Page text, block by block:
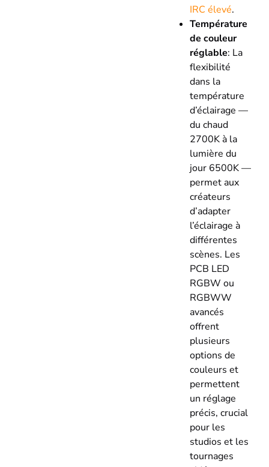
IRC élevé.
Température
de couleur
réglable: La
flexibilité
dans la
température
d’éclairage —
du chaud
2700K à la
lumière du
jour 6500K —
permet aux
créateurs
d’adapter
l’éclairage à
différentes
scènes. Les
PCB LED
RGBW ou
RGBWW
avancés
offrent
plusieurs
options de
couleurs et
permettent
un réglage
précis, crucial
pour les
studios et les
tournages